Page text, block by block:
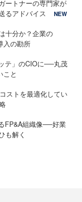
ートナーの専門家が
るアドバイス
NEW
十分か？企業の
入の勘所
テ」のCIOに──丸茂
こと
ストを最適化してい
FP&A組織像──好業
も解く